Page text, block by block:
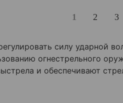
1 2 3
силу ударной
огнестрельного
и обеспечивают